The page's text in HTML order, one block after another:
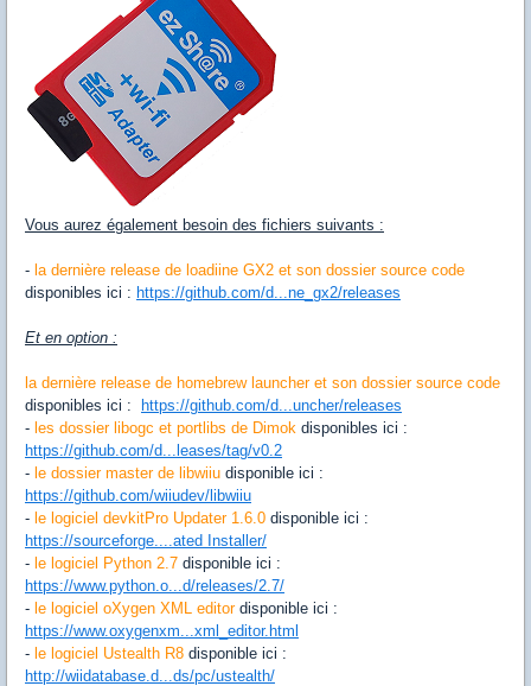
Vous aurez également besoin des fichiers suivants :
- la dernière release de loadiine GX2 et son dossier source code
disponibles ici : https://github.com/d...ne_gx2/releases
Et en option :
la dernière release de homebrew launcher et son dossier source code
disponibles ici :
https://github.com/d...uncher/releases
- les dossier libogc et portlibs de Dimok disponibles ici :
https://github.com/d...leases/tag/v0.2
- le dossier master de libwiiu disponible ici :
https://github.com/wiiudev/libwiiu
- le logiciel devkitPro Updater 1.6.0 disponible ici :
https://sourceforge....ated Installer/
- le logiciel Python 2.7 disponible ici :
https://www.python.o...d/releases/2.7/
- le logiciel oXygen XML editordisponible ici :
https://www.oxygenxm...xml_editor.html
- le logiciel Ustealth R8 disponible ici :
http://wiidatabase.d...ds/pc/ustealth/